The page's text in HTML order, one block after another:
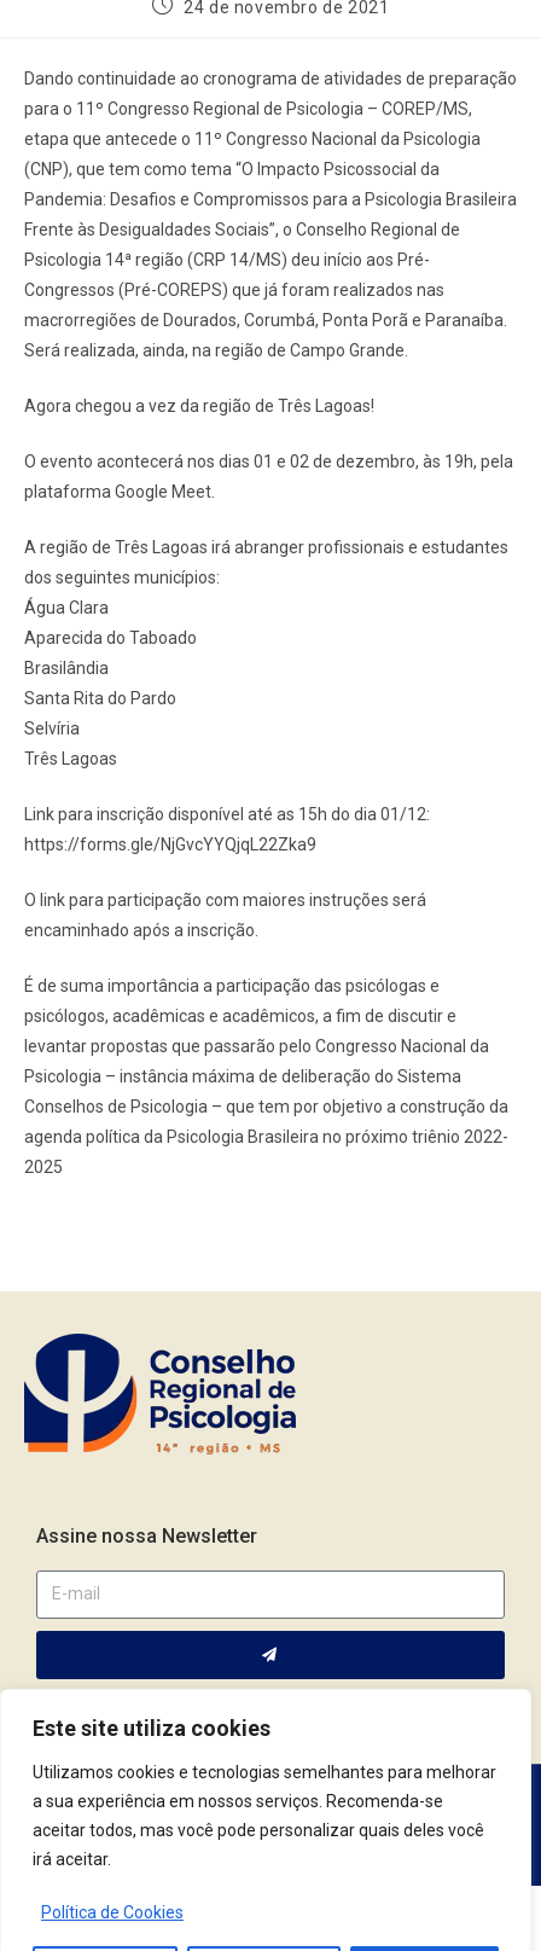
Este site utiliza cookies
Utilizamos cookies e tecnologias semelhantes para melhorar
a sua experiência em nossos serviços. Recomenda-se
aceitar todos, mas você pode personalizar quais deles você
irá aceitar.
Política de Cookies
24 de novembro de 2021
Dando continuidade ao cronograma de atividades de preparação
para o 11º Congresso Regional de Psicologia – COREP/MS,
etapa que antecede o 11º Congresso Nacional da Psicologia
(CNP), que tem como tema “O Impacto Psicossocial da
Pandemia: Desafios e Compromissos para a Psicologia Brasileira
Frente às Desigualdades Sociais”, o Conselho Regional de
Psicologia 14ª região (CRP 14/MS) deu início aos Pré-
Congressos (Pré-COREPS) que já foram realizados nas
macrorregiões de Dourados, Corumbá, Ponta Porã e Paranaíba.
Será realizada, ainda, na região de Campo Grande.
Agora chegou a vez da região de Três Lagoas!
O evento acontecerá nos dias 01 e 02 de dezembro, às 19h, pela
plataforma Google Meet.
A região de Três Lagoas irá abranger profissionais e estudantes
dos seguintes municípios:
Água Clara
Aparecida do Taboado
Brasilândia
Santa Rita do Pardo
Selvíria
Três Lagoas
Link para inscrição disponível até as 15h do dia 01/12:
https://forms.gle/NjGvcYYQjqL22Zka9
O link para participação com maiores instruções será
encaminhado após a inscrição.
É de suma importância a participação das psicólogas e
psicólogos, acadêmicas e acadêmicos, a fim de discutir e
levantar propostas que passarão pelo Congresso Nacional da
Psicologia – instância máxima de deliberação do Sistema
Conselhos de Psicologia – que tem por objetivo a construção da
agenda política da Psicologia Brasileira no próximo triênio 2022-
2025
Assine nossa Newsletter
Av. Fernando Corrêa da Costa, 2044 | Cep.: 79.004-311 | Campo
Grande / MS | (67) 3382.4801 | (67) 9123.7759